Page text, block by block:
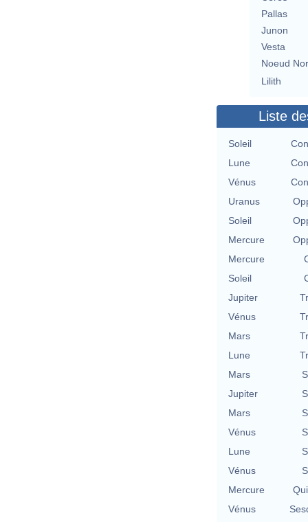
Pallas
Junon
Vesta
Noeud
Lilith
Liste
Soleil
Lune
Vénus
Uranus
Soleil
Mercure
Mercure
Soleil
Jupiter
Vénus
Mars
Lune
Mars
Jupiter
Mars
Vénus
Lune
Vénus
Mercure
Vénus